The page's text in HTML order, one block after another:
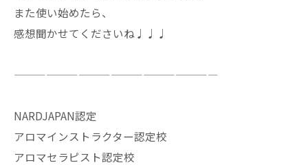
また使い始めたら、
感想聞かせてくださいね♩♩♩
———————————————————
NARDJAPAN認定
アロマインストラクター認定校
アロマセラピスト認定校